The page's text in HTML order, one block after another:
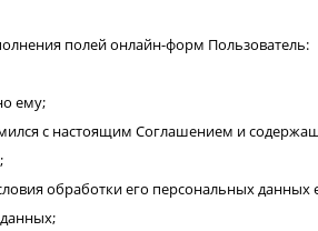
полей онлайн-форм Пользователь:
ему;
с настоящим Соглашением и
обработки его персональных данных